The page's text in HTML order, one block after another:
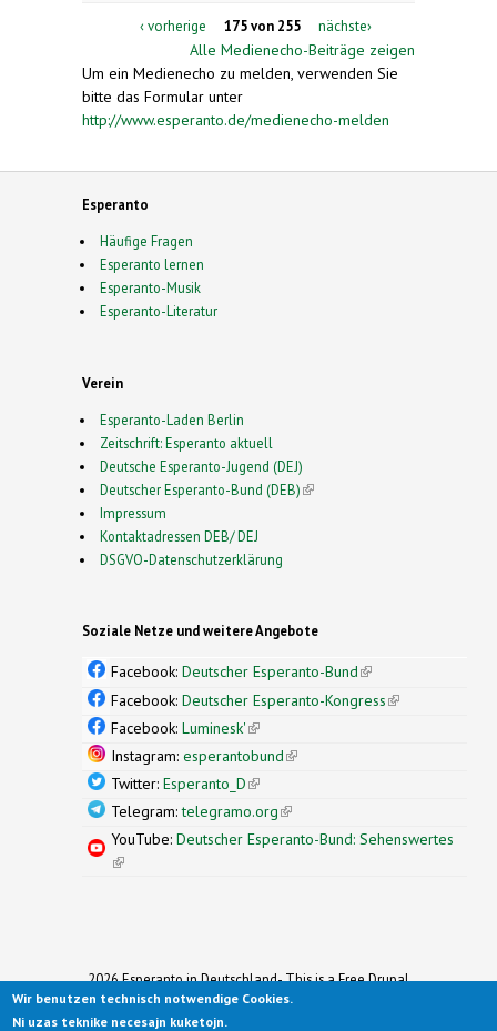
‹ vorherige 175 von 255 nächste›
Alle Medienecho-Beiträge zeigen
Um ein Medienecho zu melden, verwenden Sie
bitte das Formular unter
http://www.esperanto.de/medienecho-melden
Esperanto
Häufige Fragen
Esperanto lernen
Esperanto-Musik
Esperanto-Literatur
Verein
Esperanto-Laden Berlin
Zeitschrift: Esperanto aktuell
Deutsche Esperanto-Jugend (DEJ)
Deutscher Esperanto-Bund (DEB)(link is external)
Impressum
Kontaktadressen DEB/ DEJ
DSGVO-Datenschutzerklärung
Soziale Netze und weitere Angebote
Facebook: Deutscher Esperanto-Bund(link is
external)
Facebook: Deutscher Esperanto-Kongress(link is
Facebook: Luminesk'(link is external)
Instagram: esperantobund(link is external)
Twitter: Esperanto_D(link is external)
Telegram:telegramo.org(link is external)
YouTube: Deutscher Esperanto-Bund: Sehenswertes
(link is external)
2026 Esperanto in Deutschland- This is a Free Drupal
Theme
Ported to Drupal for the Open Source Community by
Wir benutzen technisch notwendige Cookies.
Ni uzas teknike necesajn kuketojn.